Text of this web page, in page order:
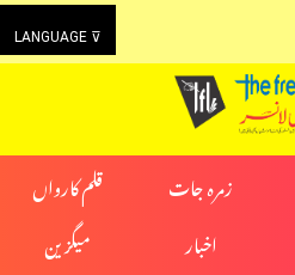
LANGUAGE ⊽
زمرہ جات
قلم کارواں
اخبار
میگزین